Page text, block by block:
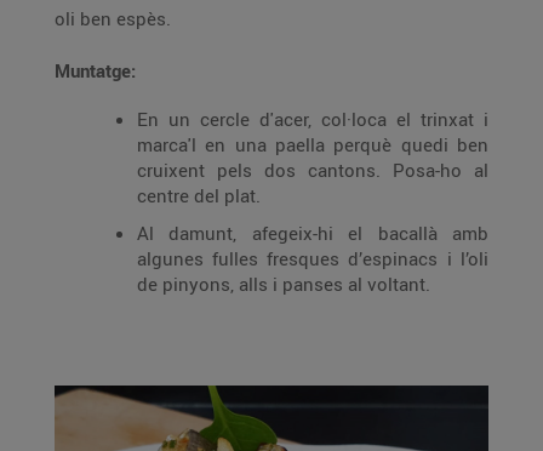
oli ben espès.
Muntatge:
En un cercle d'acer, col·loca el trinxat i
marca'l en una paella perquè quedi ben
cruixent pels dos cantons. Posa-ho al
centre del plat.
Al damunt, afegeix-hi el bacallà amb
algunes fulles fresques d’espinacs i l’oli
de pinyons, alls i panses al voltant.